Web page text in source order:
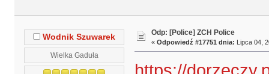
Wodnik Szuwarek
Wielka Gaduła
Odp: [Police] ZCH Police
« Odpowiedź #17751 dnia: Lipca 04,